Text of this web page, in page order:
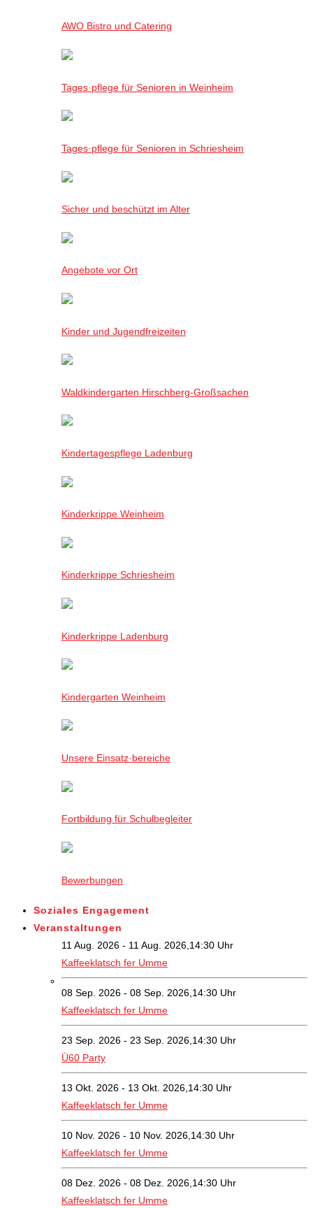
AWO Bistro und Catering
Tages·pflege für Senioren in Weinheim
Tages·pflege für Senioren in Schriesheim
Sicher und beschützt im Alter
Angebote vor Ort
Kinder und Jugendfreizeiten
Waldkindergarten Hirschberg-Großsachen
Kindertagespflege Ladenburg
Kinderkrippe Weinheim
Kinderkrippe Schriesheim
Kinderkrippe Ladenburg
Kindergarten Weinheim
Unsere Einsatz·bereiche
Fortbildung für Schulbegleiter
Bewerbungen
Soziales Engagement
Veranstaltungen
11 Aug. 2026 - 11 Aug. 2026,14:30 Uhr
Kaffeeklatsch fer Umme
08 Sep. 2026 - 08 Sep. 2026,14:30 Uhr
Kaffeeklatsch fer Umme
23 Sep. 2026 - 23 Sep. 2026,14:30 Uhr
Ü60 Party
13 Okt. 2026 - 13 Okt. 2026,14:30 Uhr
Kaffeeklatsch fer Umme
10 Nov. 2026 - 10 Nov. 2026,14:30 Uhr
Kaffeeklatsch fer Umme
08 Dez. 2026 - 08 Dez. 2026,14:30 Uhr
Kaffeeklatsch fer Umme